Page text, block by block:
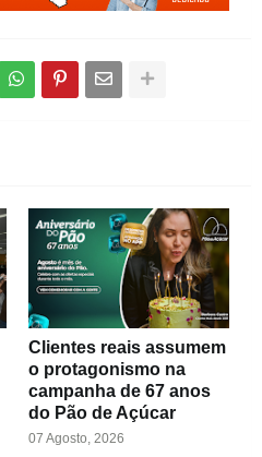
Clientes reais assumem
o protagonismo na
campanha de 67 anos
do Pão de Açúcar
07 Agosto, 2026